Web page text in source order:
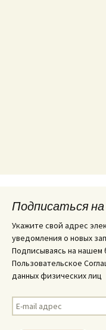
Подписаться на
Укажите свой адрес
уведомления о новых
Подписываясь на нашем
Пользовательское
данных физических лиц
E-
mail